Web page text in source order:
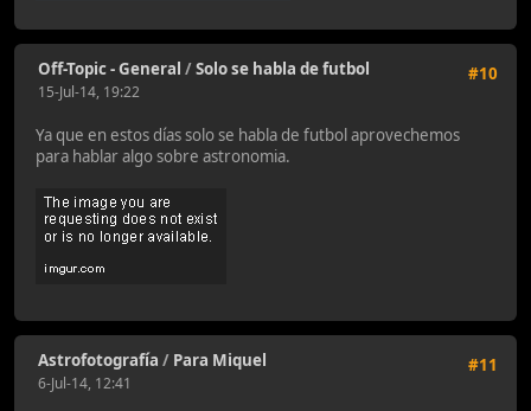
#10
Off-Topic - General /Solo se habla de futbol
15-Jul-14, 19:22
Ya que en estos días solo se habla de futbol aprovechemos
para hablar algo sobre astronomia.
#11
Astrofotografía / Para Miquel
6-Jul-14, 12:41